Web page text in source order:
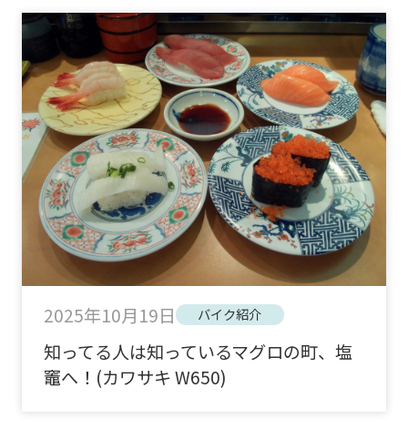
2025年10月19日 バイク紹介
知ってる人は知っているマグロの町、塩
竈へ！(カワサキ W650)